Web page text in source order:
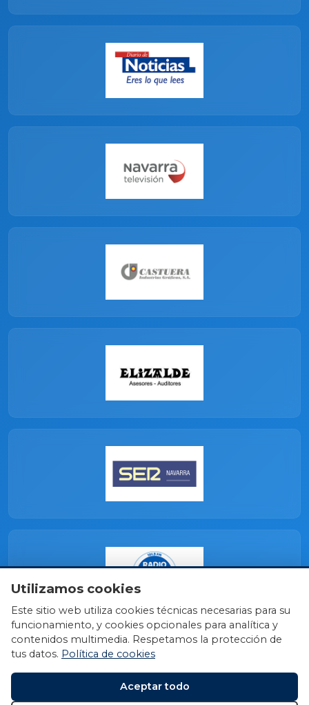
Utilizamos cookies
Este sitio web utiliza cookies técnicas necesarias para su
funcionamiento, y cookies opcionales para analítica y
contenidos multimedia. Respetamos la protección de
tus datos. Política de cookies
Aceptar todo